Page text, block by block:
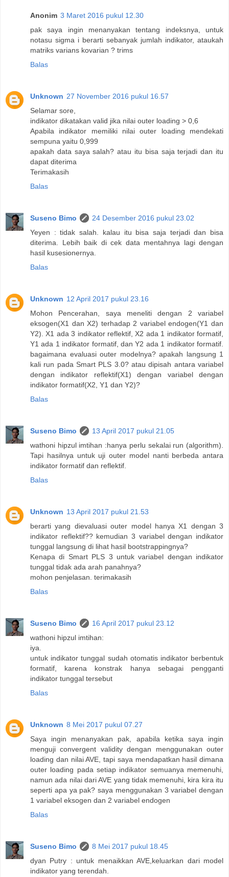
Anonim 3 Maret 2016 pukul 12.30
pak saya ingin menanyakan tentang indeksnya, untuk
notasu sigma i berarti sebanyak jumlah indikator, ataukah
matriks varians kovarian ? trims
Balas
Unknown 27 November 2016 pukul 16.57
Selamar sore,
indikator dikatakan valid jika nilai outer loading > 0,6
Apabila indikator memiliki nilai outer loading mendekati
sempuna yaitu 0,999
apakah data saya salah? atau itu bisa saja terjadi dan itu
dapat diterima
Terimakasih
Balas
Suseno Bimo
24 Desember 2016 pukul 23.02
Yeyen : tidak salah. kalau itu bisa saja terjadi dan bisa
diterima. Lebih baik di cek data mentahnya lagi dengan
hasil kusesionernya.
Balas
Unknown 12 April 2017 pukul 23.16
Mohon Pencerahan, saya meneliti dengan 2 variabel
eksogen(X1 dan X2) terhadap 2 variabel endogen(Y1 dan
Y2). X1 ada 3 indikator reflektif, X2 ada 1 indikator formatif,
Y1 ada 1 indikator formatif, dan Y2 ada 1 indikator formatif.
bagaimana evaluasi outer modelnya? apakah langsung 1
kali run pada Smart PLS 3.0? atau dipisah antara variabel
dengan indikator reflektif(X1) dengan variabel dengan
indikator formatif(X2, Y1 dan Y2)?
Balas
Suseno Bimo
13 April 2017 pukul 21.05
wathoni hipzul imtihan :hanya perlu sekalai run (algorithm).
Tapi hasilnya untuk uji outer model nanti berbeda antara
indikator formatif dan reflektif.
Balas
Unknown 13 April 2017 pukul 21.53
berarti yang dievaluasi outer model hanya X1 dengan 3
indikator reflektif?? kemudian 3 variabel dengan indikator
tunggal langsung di lihat hasil bootstrappingnya?
Kenapa di Smart PLS 3 untuk variabel dengan indikator
tunggal tidak ada arah panahnya?
mohon penjelasan. terimakasih
Balas
Suseno Bimo
16 April 2017 pukul 23.12
wathoni hipzul imtihan:
iya.
untuk indikator tunggal sudah otomatis indikator berbentuk
formatif, karena konstrak hanya sebagai pengganti
indikator tunggal tersebut
Balas
Unknown 8 Mei 2017 pukul 07.27
Saya ingin menanyakan pak, apabila ketika saya ingin
menguji convergent validity dengan menggunakan outer
loading dan nilai AVE, tapi saya mendapatkan hasil dimana
outer loading pada setiap indikator semuanya memenuhi,
namun ada nilai dari AVE yang tidak memenuhi, kira kira itu
seperti apa ya pak? saya menggunakan 3 variabel dengan
1 variabel eksogen dan 2 variabel endogen
Balas
Suseno Bimo
8 Mei 2017 pukul 18.45
dyan Putry : untuk menaikkan AVE,keluarkan dari model
indikator yang terendah.